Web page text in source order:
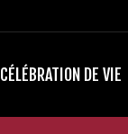
CÉLÉBRATION DE VIE